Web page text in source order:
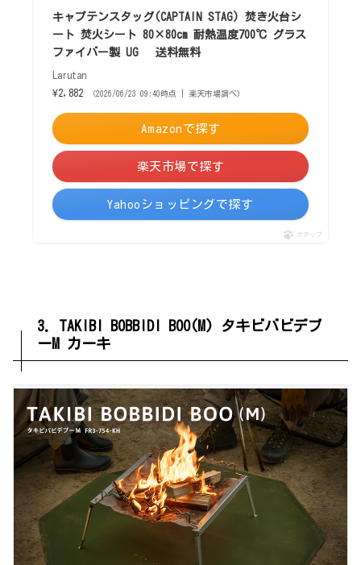
キャプテンスタッグ(CAPTAIN STAG) 焚き火台シ
ート 焚火シート 80×80cm 耐熱温度700℃ グラス
ファイバー製 UG 送料無料
Larutan
¥2,882
（2026/06/23 09:40時点 | 楽天市場調べ）
Amazonで探す
楽天市場で探す
Yahooショッピングで探す
ポチップ
3. TAKIBI BOBBIDI BOO(M) タキビバビデブ
ーM カーキ